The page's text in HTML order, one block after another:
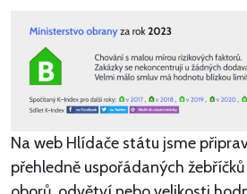
Na web Hlídače státu jsme
přehledně uspořádaných